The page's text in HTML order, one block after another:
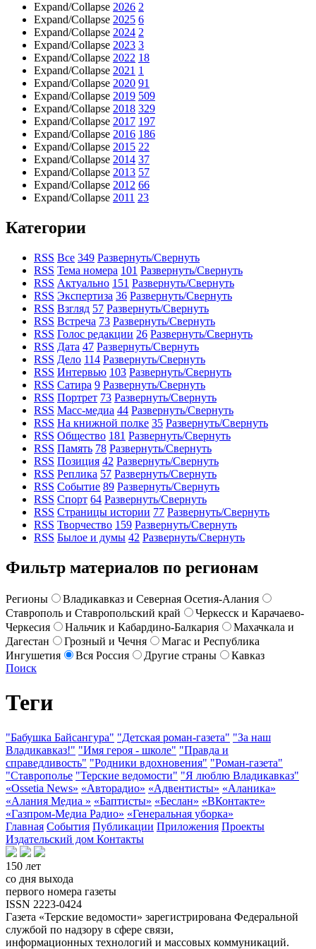
Expand/Collapse 2026 2
Expand/Collapse 2025 6
Expand/Collapse 2024 2
Expand/Collapse 2023 3
Expand/Collapse 2022 18
Expand/Collapse 2021 1
Expand/Collapse 2020 91
Expand/Collapse 2019 509
Expand/Collapse 2018 329
Expand/Collapse 2017 197
Expand/Collapse 2016 186
Expand/Collapse 2015 22
Expand/Collapse 2014 37
Expand/Collapse 2013 57
Expand/Collapse 2012 66
Expand/Collapse 2011 23
Категории
RSS Все 349 Развернуть/Свернуть
RSS Тема номера 101 Развернуть/Свернуть
RSS Актуально 151 Развернуть/Свернуть
RSS Экспертиза 36 Развернуть/Свернуть
RSS Взгляд 57 Развернуть/Свернуть
RSS Встреча 73 Развернуть/Свернуть
RSS Голос редакции 26 Развернуть/Свернуть
RSS Дата 47 Развернуть/Свернуть
RSS Дело 114 Развернуть/Свернуть
RSS Интервью 103 Развернуть/Свернуть
RSS Сатира 9 Развернуть/Свернуть
RSS Портрет 73 Развернуть/Свернуть
RSS Масс-медиа 44 Развернуть/Свернуть
RSS На книжной полке 35 Развернуть/Свернуть
RSS Общество 181 Развернуть/Свернуть
RSS Память 78 Развернуть/Свернуть
RSS Позиция 42 Развернуть/Свернуть
RSS Реплика 57 Развернуть/Свернуть
RSS Событие 89 Развернуть/Свернуть
RSS Спорт 64 Развернуть/Свернуть
RSS Страницы истории 77 Развернуть/Свернуть
RSS Творчество 159 Развернуть/Свернуть
RSS Былое и думы 42 Развернуть/Свернуть
Фильтр материалов по регионам
Регионы
Владикавказ и Северная Осетия-Алания
Ставрополь и Ставропольский край
Черкесск и Карачаево-
Черкесия
Нальчик и Кабардино-Балкария
Махачкала и
Дагестан
Грозный и Чечня
Магас и Республика
Ингушетия
Вся Россия Другие страны
Кавказ
Поиск
Теги
"Бабушка Байсангура" "Детская роман-газета" "За наш
Владикавказ!" "Имя героя - школе" "Правда и
справедливость" "Родники вдохновения" "Роман-газета"
"Ставрополье "Терские ведомости" "Я люблю Владикавказ"
«Ossetia News» «Авторадио» «Адвентисты» «Аланика»
«Алания Медиа » «Баптисты» «Беслан» «ВКонтакте»
«Газпром-Медиа Радио» «Генеральная уборка»
Главная События Публикации Приложения Проекты
Издательский дом Контакты
150 лет
со дня выхода
первого номера газеты
ISSN 2223-0424
Газета «Терские ведомости» зарегистрирована Федеральной
службой по надзору в сфере связи,
информационных технологий и массовых коммуникаций.